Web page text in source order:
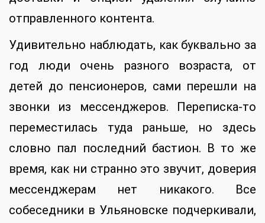
отправленного контента.
Удивительно наблюдать, как буквально за
год люди очень разного возраста, от
детей до пенсионеров, сами перешли на
звонки из мессенджеров. Переписка-то
переместилась туда раньше, но здесь
словно пал последний бастион. В то же
время, как ни странно это звучит, доверия
мессенджерам нет никакого. Все
собеседники в Ульяновске подчеркивали,